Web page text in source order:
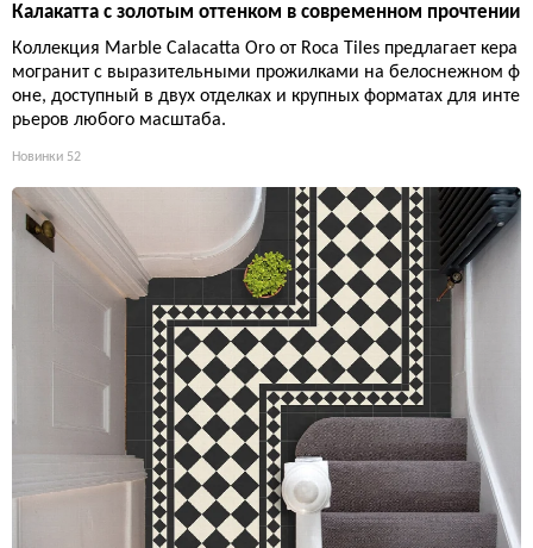
Калакатта с золотым оттенком в современном прочтении
Коллекция Marble Calacatta Oro от Roca Tiles предлагает кера
могранит с выразительными прожилками на белоснежном ф
оне, доступный в двух отделках и крупных форматах для инте
рьеров любого масштаба.
Новинки 52